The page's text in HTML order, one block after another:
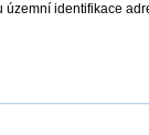
identifikace